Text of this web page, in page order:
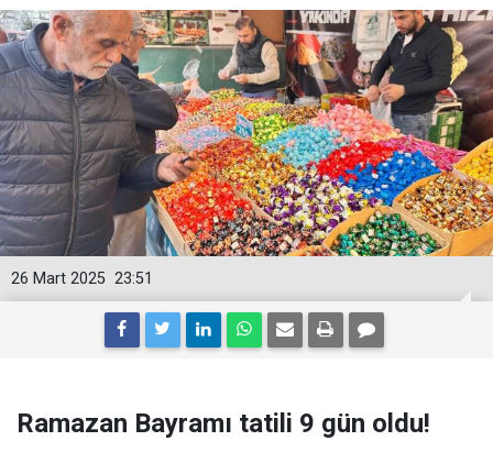
23:51
26 Mart 2025
Ramazan Bayramı tatili 9 gün oldu!